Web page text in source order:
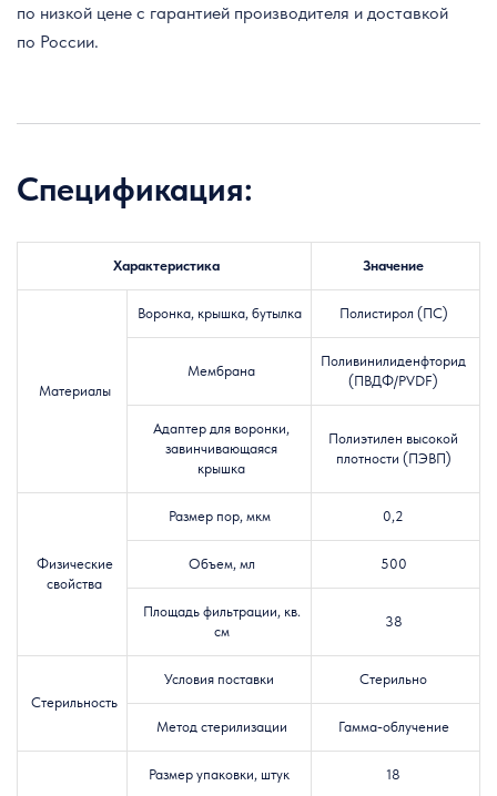
по низкой цене с гарантией производителя и доставкой
по России.
Спецификация:
Характеристика Значение
Материалы
Воронка, крышка, бутылка Полистирол (ПС)
Мембрана
Поливинилиденфторид
(ПВДФ/PVDF)
Адаптер для воронки,
завинчивающаяся
крышка
Полиэтилен высокой
плотности (ПЭВП)
Физические
свойства
Размер пор, мкм 0,2
Объем, мл 500
Площадь фильтрации, кв.
см
38
Стерильность
Условия поставки Стерильно
Метод стерилизации Гамма-облучение
Размер упаковки, штук 18